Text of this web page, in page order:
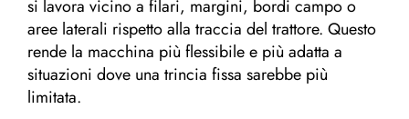
si lavora vicino a filari, margini, bordi campo o
aree laterali rispetto alla traccia del trattore. Questo
rende la macchina più flessibile e più adatta a
situazioni dove una trincia fissa sarebbe più
limitata.